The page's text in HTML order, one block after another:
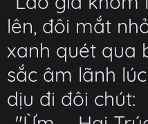
lên, đôi mắt
xanh quét qua
sắc âm lãnh
dịu đi đôi chút: